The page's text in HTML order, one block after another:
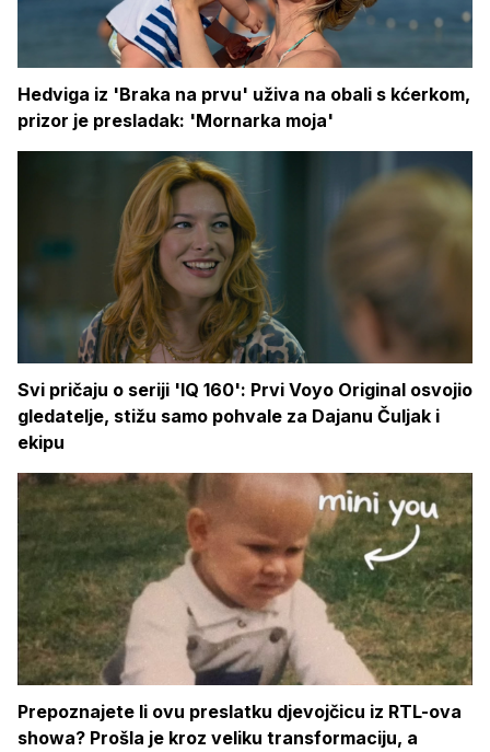
Hedviga iz 'Braka na prvu' uživa na obali s kćerkom,
prizor je presladak: 'Mornarka moja'
Svi pričaju o seriji 'IQ 160': Prvi Voyo Original osvojio
gledatelje, stižu samo pohvale za Dajanu Čuljak i
ekipu
Prepoznajete li ovu preslatku djevojčicu iz RTL-ova
showa? Prošla je kroz veliku transformaciju, a